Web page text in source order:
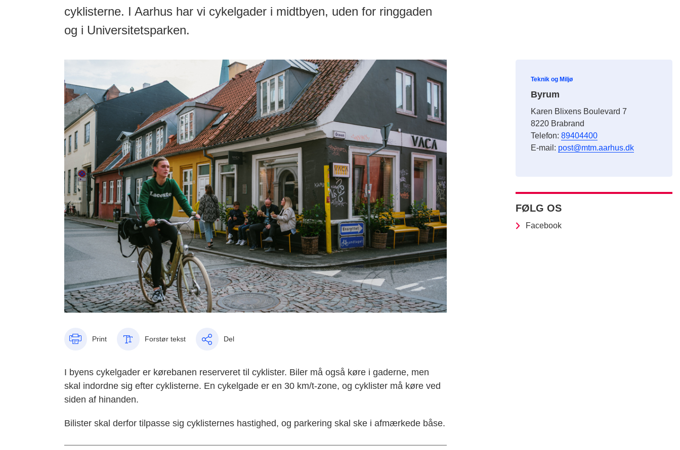
cyklisterne. I Aarhus har vi cykelgader i midtbyen, uden for ringgaden
og i Universitetsparken.
Print Forstør tekst Del
I byens cykelgader er kørebanen reserveret til cyklister. Biler må også køre i gaderne, men
skal indordne sig efter cyklisterne. En cykelgade er en 30 km/t-zone, og cyklister må køre ved
siden af hinanden.
Bilister skal derfor tilpasse sig cyklisternes hastighed, og parkering skal ske i afmærkede båse.
Teknik og Miljø
Byrum
Karen Blixens Boulevard 7
8220 Brabrand
Telefon:89404400
E-mail: post@mtm.aarhus.dk
FØLG OS
Facebook